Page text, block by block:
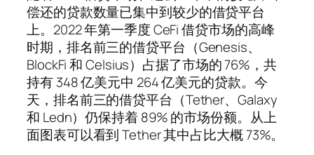
偿还的贷款数量已集中到较少的借贷平台
上。2022 年第一季度 CeFi 借贷市场的高峰
时期，排名前三的借贷平台（Genesis、
BlockFi 和 Celsius）占据了市场的 76%，共
持有 348 亿美元中 264 亿美元的贷款。今
天，排名前三的借贷平台（Tether、Galaxy
和 Ledn）仍保持着 89% 的市场份额。从上
面图表可以看到 Tether 其中占比大概 73%。